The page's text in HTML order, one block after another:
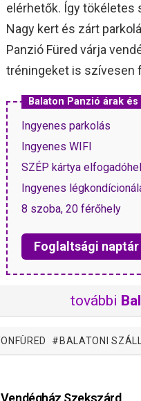
elérhetők. Így tökéletes
Nagy kert és zárt
Panzió Füred várja
tréningeket is szívesen
Balaton Panzió árak
Ingyenes parkolás
Ingyenes WIFI
SZÉP kártya
Ingyenes
8 szoba, 20 férőhely
Foglaltsági
további
BALATONI
Szekszárd